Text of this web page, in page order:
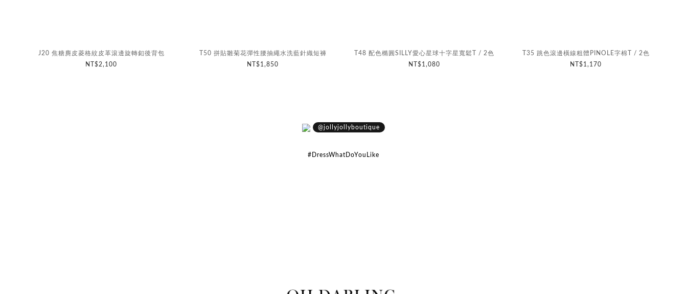
J20 焦糖麂皮菱格紋皮革滾邊旋轉釦後背包
NT$2,100
T50 拼貼雛菊花彈性腰抽繩水洗藍針織短褲
NT$1,850
T48 配色橢圓SILLY愛心星球十字星寬鬆T / 2色
NT$1,080
T35 跳色滾邊橫線粗體PINOLE字棉T / 2色
NT$1,170
@jollyjollyboutique
#DressWhatDoYouLike